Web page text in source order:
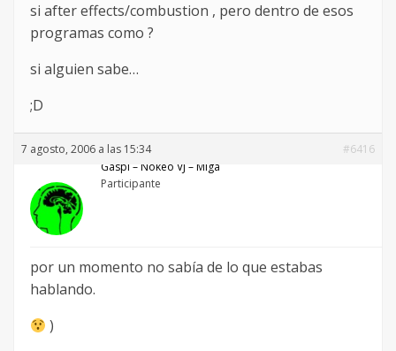
si after effects/combustion , pero dentro de esos
programas como ?
si alguien sabe…
;D
7 agosto, 2006 a las 15:34
#6416
Gaspi – Nökeö VJ – Miga
Participante
por un momento no sabía de lo que estabas
hablando.
)